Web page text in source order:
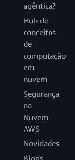
agêntica?
Hub de
conceitos
de
computação
em
nuvem
Segurança
na
Nuvem
AWS
Novidades
Blogs